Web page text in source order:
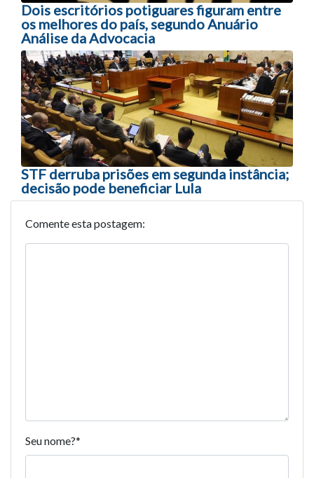
Dois escritórios potiguares figuram entre
os melhores do país, segundo Anuário
Análise da Advocacia
STF derruba prisões em segunda instância;
decisão pode beneficiar Lula
Comente esta postagem:
Seu nome?*